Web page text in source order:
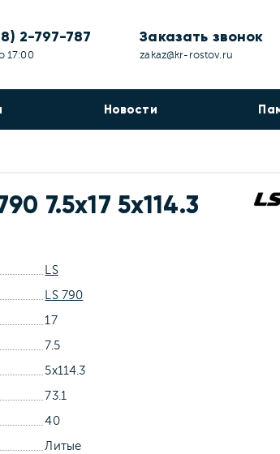
2-797-787
17:00
Заказать звонок
zakaz@kr-rostov.ru
Новости
7.5x17 5x114.3
LS
LS 790
17
7.5
5x114.3
73.1
40
Литые